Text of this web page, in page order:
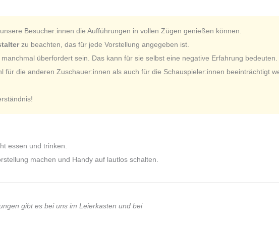
Besucher:innen die Aufführungen in vollen Zügen genießen können.
zu beachten, das für jede Vorstellung angegeben ist.
überfordert sein. Das kann für sie selbst eine negative Erfahrung bedeuten.
für die anderen Zuschauer:innen als auch für die Schauspieler:innen beeinträchtigt
essen und trinken.
machen und Handy auf lautlos schalten.
gibt es bei uns im Leierkasten und bei